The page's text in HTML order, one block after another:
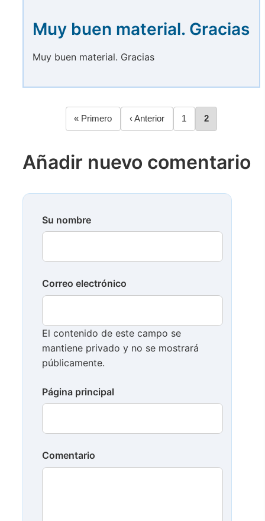
Muy buen material. Gracias
Muy buen material. Gracias
Paginación
Primera
página
« Primero
Página
anterior
‹ Anterior Página
1 Página
2
Añadir nuevo comentario
Su nombre
Correo electrónico
El contenido de este campo se
mantiene privado y no se mostrará
públicamente.
Página principal
Comentario